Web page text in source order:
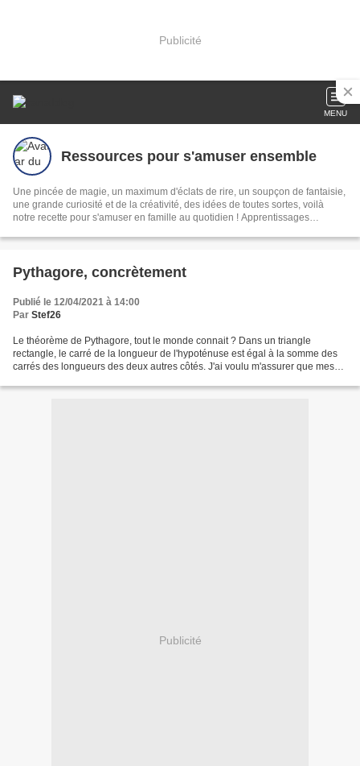
Publicité
MENU
Ressources pour s'amuser ensemble
Une pincée de magie, un maximum d'éclats de rire, un soupçon de fantaisie,
une grande curiosité et de la créativité, des idées de toutes sortes, voilà
notre recette pour s'amuser en famille au quotidien ! Apprentissages
Pythagore, concrètement
Publié le 12/04/2021 à 14:00
Par Stef26
Le théorème de Pythagore, tout le monde connait ? Dans un triangle
rectangle, le carré de la longueur de l'hypoténuse est égal à la somme des
carrés des longueurs des deux autres côtés. J'ai voulu m'assurer que mes
Publicité